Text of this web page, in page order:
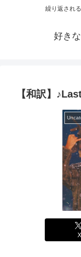
繰り返され
好き
【和訳】
X